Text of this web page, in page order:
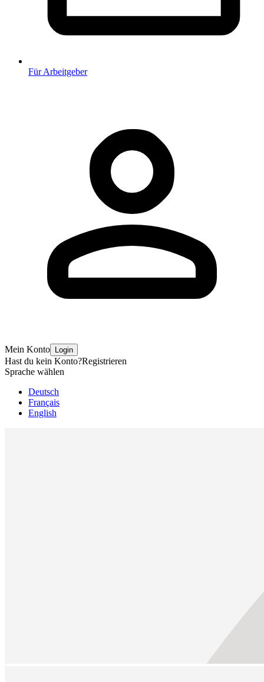
Für Arbeitgeber
Mein Konto Login
Hast du kein Konto?Registrieren
Sprache wählen
Deutsch
Français
English